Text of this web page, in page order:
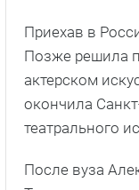
Приехав в
Позже решила
актерском
окончила
театрального
После вуза